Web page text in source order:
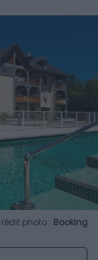
photo : Booking